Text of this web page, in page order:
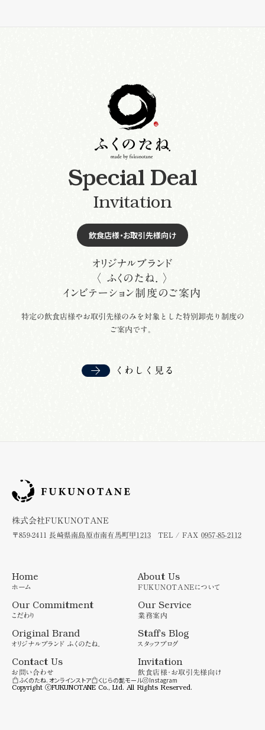
Special Deal
Invitation
飲食店様・お取引先様向け
オリジナルブランド
〈 ふくのたね. 〉
インビテーション制度 のご案内
特定の飲食店様やお取引先様のみを対象とした特別卸売り制度の
ご案内です。
くわしく見る
株式会社FUKUNOTANE
〒859-2411 長崎県南島原市南有馬町甲1213 TEL / FAX 0957-85-2112
Home
ホーム
About Us
FUKUNOTANEについて
Our Commitment
こだわり
Our Service
業務案内
Original Brand
オリジナルブランドふくのたね.
Staff's Blog
スタッフブログ
Contact Us
お問い合わせ
Invitation
飲食店様・お取引先様向け
ふくのたね. オンラインストア くじらの髭モール Instagram
Copyright ⓒFUKUNOTANE Co., Ltd. All Rights Reserved.